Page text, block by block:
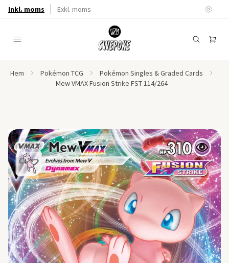
Inkl. moms Exkl. moms
Hem Pokémon TCG
Pokémon Singles & Graded Cards
Mew VMAX Fusion Strike FST 114/264